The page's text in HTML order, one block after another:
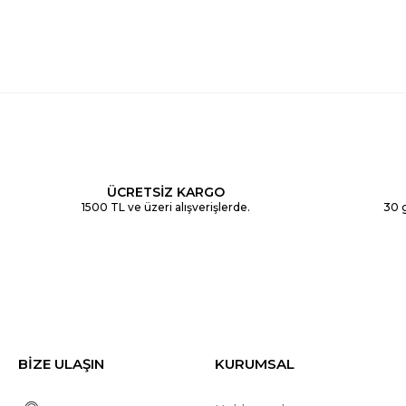
ÜCRETSİZ KARGO
1500 TL ve üzeri alışverişlerde. 30
BİZE ULAŞIN KURUMSAL